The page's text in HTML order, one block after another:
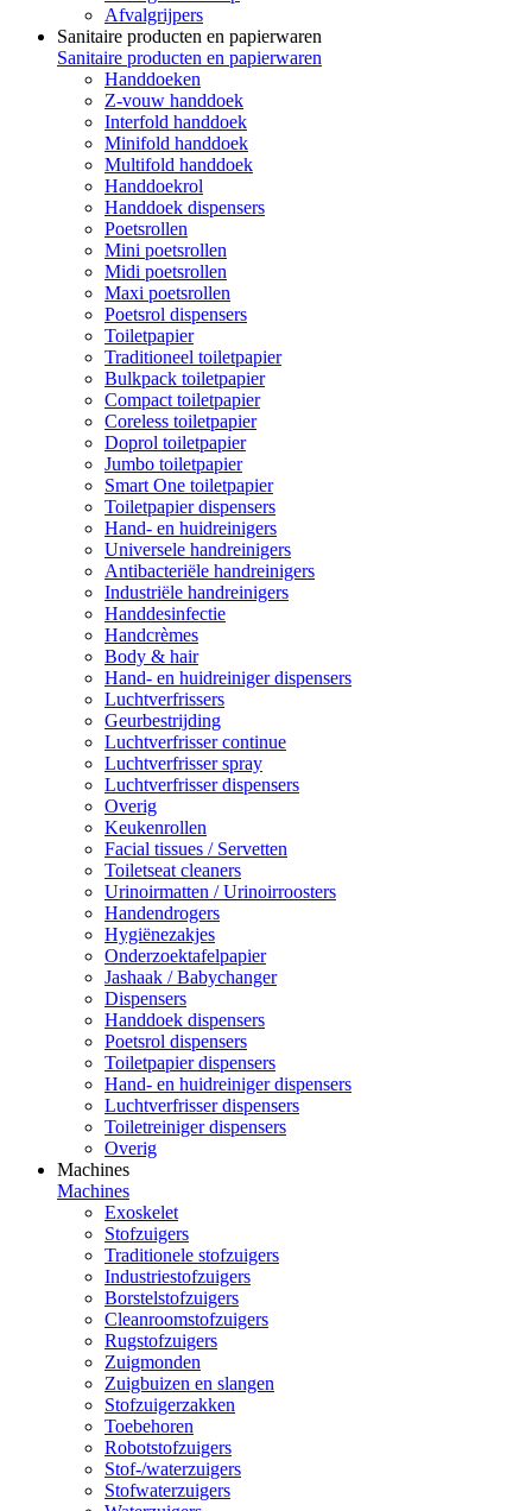
Afvalgrijpers
Sanitaire producten en papierwaren
Sanitaire producten en papierwaren
Handdoeken
Z-vouw handdoek
Interfold handdoek
Minifold handdoek
Multifold handdoek
Handdoekrol
Handdoek dispensers
Poetsrollen
Mini poetsrollen
Midi poetsrollen
Maxi poetsrollen
Poetsrol dispensers
Toiletpapier
Traditioneel toiletpapier
Bulkpack toiletpapier
Compact toiletpapier
Coreless toiletpapier
Doprol toiletpapier
Jumbo toiletpapier
Smart One toiletpapier
Toiletpapier dispensers
Hand- en huidreinigers
Universele handreinigers
Antibacteriële handreinigers
Industriële handreinigers
Handdesinfectie
Handcrèmes
Body & hair
Hand- en huidreiniger dispensers
Luchtverfrissers
Geurbestrijding
Luchtverfrisser continue
Luchtverfrisser spray
Luchtverfrisser dispensers
Overig
Keukenrollen
Facial tissues / Servetten
Toiletseat cleaners
Urinoirmatten / Urinoirroosters
Handendrogers
Hygiënezakjes
Onderzoektafelpapier
Jashaak / Babychanger
Dispensers
Handdoek dispensers
Poetsrol dispensers
Toiletpapier dispensers
Hand- en huidreiniger dispensers
Luchtverfrisser dispensers
Toiletreiniger dispensers
Overig
Machines
Machines
Exoskelet
Stofzuigers
Traditionele stofzuigers
Industriestofzuigers
Borstelstofzuigers
Cleanroomstofzuigers
Rugstofzuigers
Zuigmonden
Zuigbuizen en slangen
Stofzuigerzakken
Toebehoren
Robotstofzuigers
Stof-/waterzuigers
Stofwaterzuigers